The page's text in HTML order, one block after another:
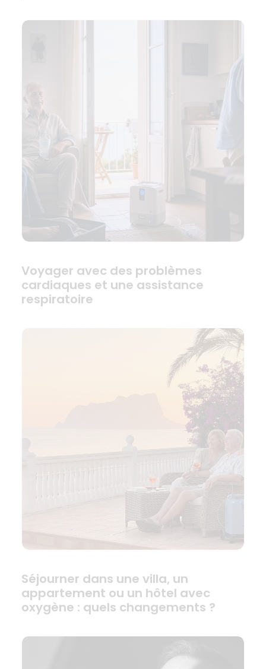
Voyager avec des problèmes
cardiaques et une assistance
respiratoire
Séjourner dans une villa, un
appartement ou un hôtel avec
oxygène : quels changements ?